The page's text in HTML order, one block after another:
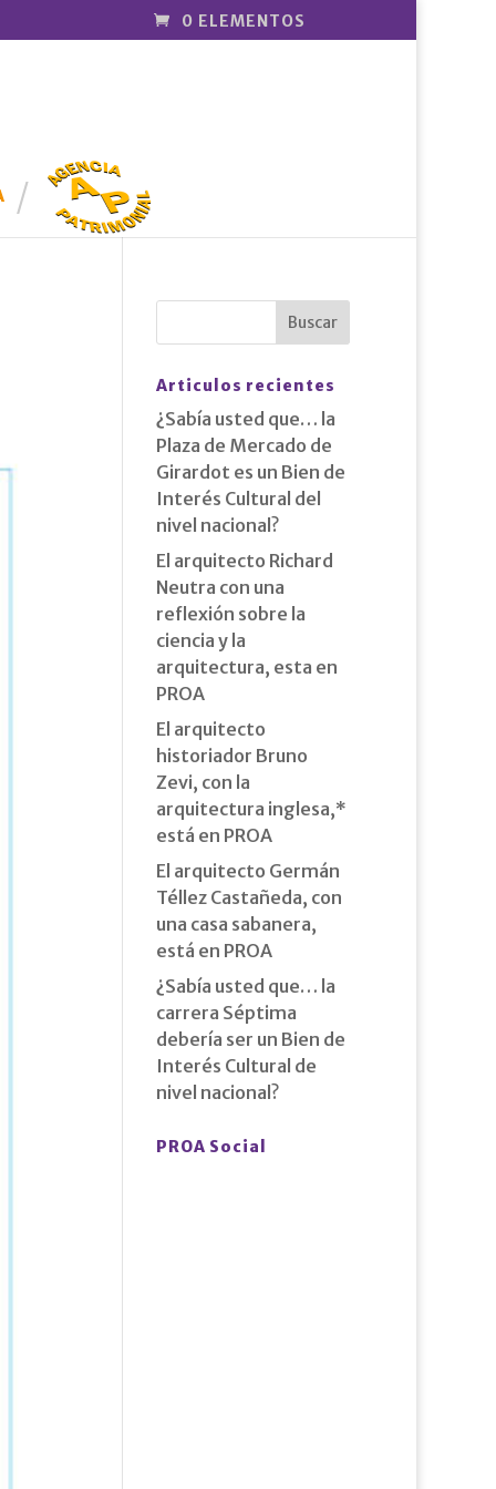
0 ELEMENTOS
AGENCIA
PATRIMONI
AL
Articulos recientes
¿Sabía usted que… la
Plaza de Mercado de
Girardot es un Bien de
Interés Cultural del
nivel nacional?
El arquitecto Richard
Neutra con una
reflexión sobre la
ciencia y la
arquitectura, esta en
PROA
El arquitecto
historiador Bruno
Zevi, con la
arquitectura inglesa,*
está en PROA
El arquitecto Germán
Téllez Castañeda, con
una casa sabanera,
está en PROA
¿Sabía usted que… la
carrera Séptima
debería ser un Bien de
Interés Cultural de
nivel nacional?
PROA Social